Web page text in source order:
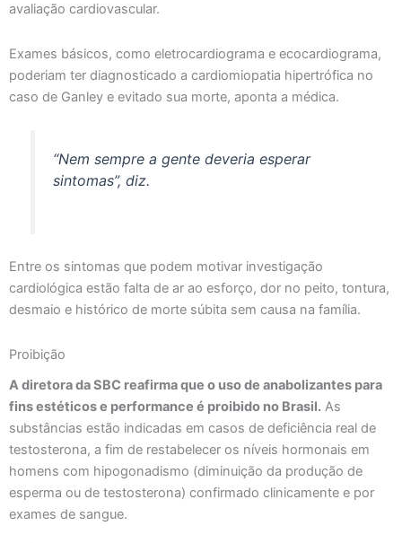
avaliação cardiovascular.
Exames básicos, como eletrocardiograma e ecocardiograma,
poderiam ter diagnosticado a cardiomiopatia hipertrófica no
caso de Ganley e evitado sua morte, aponta a médica.
“Nem sempre a gente deveria esperar
sintomas”, diz.
Entre os sintomas que podem motivar investigação
cardiológica estão falta de ar ao esforço, dor no peito, tontura,
desmaio e histórico de morte súbita sem causa na família.
Proibição
A diretora da SBC reafirma que o uso de anabolizantes para
fins estéticos e performance é proibido no Brasil. As
substâncias estão indicadas em casos de deficiência real de
testosterona, a fim de restabelecer os níveis hormonais em
homens com hipogonadismo (diminuição da produção de
esperma ou de testosterona) confirmado clinicamente e por
exames de sangue.